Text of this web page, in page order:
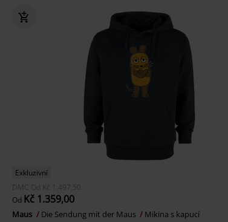
Exkluzivní
DMC Od Kč 1.497,50
Od Kč 1.359,00
Maus Die Sendung mit der Maus Mikina s kapucí